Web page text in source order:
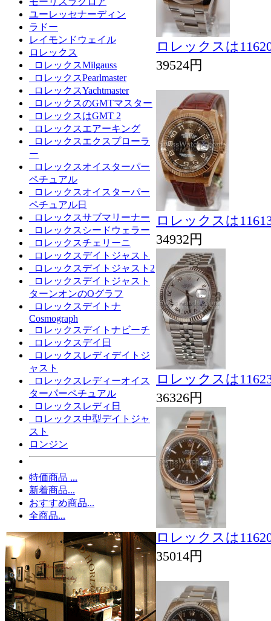
ユーレッセナーディン
ラドー
レイモンドウェイル
ロレックス
ロレックスMilgauss
ロレックスPearlmaster
ロレックスYachtmaster
ロレックスのGMTマスター
ロレックスはGMT 2
ロレックスエアーキング
ロレックスエクスプローラ
ー
ロレックスオイスターパー
ペチュアル
ロレックスオイスターパー
ペチュアル日
ロレックスサブマリーナー
ロレックスシードウェラー
ロレックスチェリーニ
ロレックスデイトジャスト
ロレックスデイトジャスト2
ロレックスデイトジャスト
ターンオンのOグラフ
ロレックスデイトナ
Cosmograph
ロレックスデイトナビーチ
ロレックスデイ日
ロレックスレディデイトジ
ャスト
ロレックスレディーオイス
ターパーペチュアル
ロレックスレディ日
ロレックス中型デイトジャ
スト
ロンジン
特価商品 ...
新着商品...
おすすめ商品...
全商品...
ロレックスは
39524円
ロレックスは
34932円
ロレックスは
36326円
ロレックスは
35014円